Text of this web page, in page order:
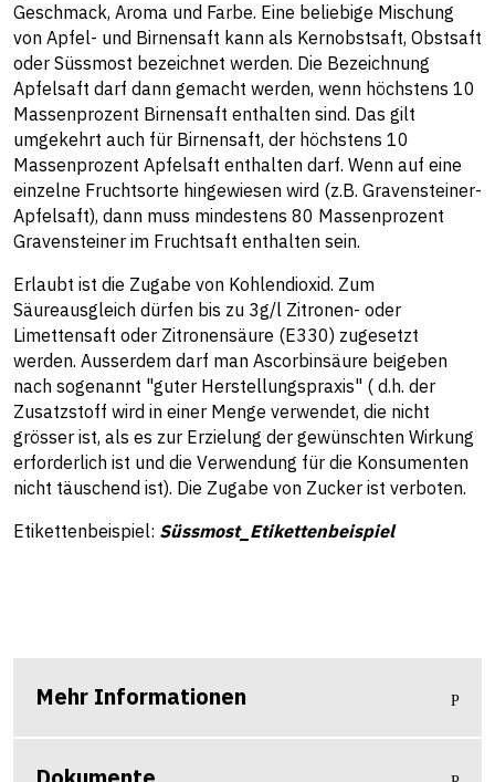
Geschmack, Aroma und Farbe. Eine beliebige Mischung
von Apfel- und Birnensaft kann als Kernobstsaft, Obstsaft
oder Süssmost bezeichnet werden. Die Bezeichnung
Apfelsaft darf dann gemacht werden, wenn höchstens 10
Massenprozent Birnensaft enthalten sind. Das gilt
umgekehrt auch für Birnensaft, der höchstens 10
Massenprozent Apfelsaft enthalten darf. Wenn auf eine
einzelne Fruchtsorte hingewiesen wird (z.B. Gravensteiner-
Apfelsaft), dann muss mindestens 80 Massenprozent
Gravensteiner im Fruchtsaft enthalten sein.
Erlaubt ist die Zugabe von Kohlendioxid. Zum
Säureausgleich dürfen bis zu 3g/l Zitronen- oder
Limettensaft oder Zitronensäure (E330) zugesetzt
werden. Ausserdem darf man Ascorbinsäure beigeben
nach sogenannt "guter Herstellungspraxis" ( d.h. der
Zusatzstoff wird in einer Menge verwendet, die nicht
grösser ist, als es zur Erzielung der gewünschten Wirkung
erforderlich ist und die Verwendung für die Konsumenten
nicht täuschend ist). Die Zugabe von Zucker ist verboten.
Etikettenbeispiel: Süssmost_Etikettenbeispiel
Mehr Informationen